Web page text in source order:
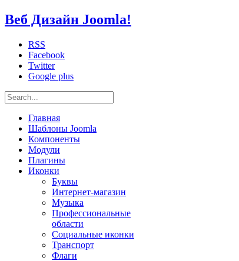
Веб Дизайн Joomla!
RSS
Facebook
Twitter
Google plus
Главная
Шаблоны Joomla
Компоненты
Модули
Плагины
Иконки
Буквы
Интернет-магазин
Музыка
Профессиональные
области
Социальные иконки
Транспорт
Флаги